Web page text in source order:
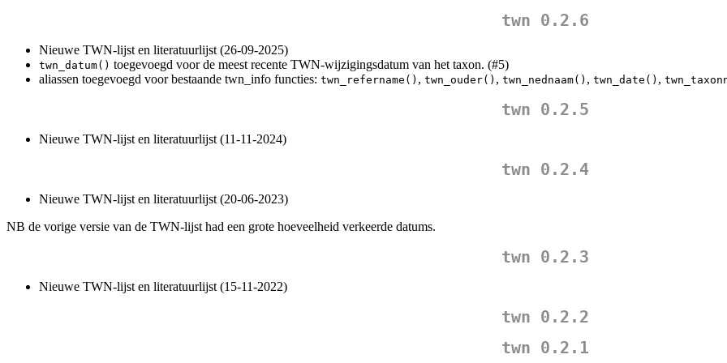
twn 0.2.6
Nieuwe TWN-lijst en literatuurlijst (26-09-2025)
twn_datum() toegevoegd voor de meest recente TWN-wijzigingsdatum van het taxon. (#5)
aliassen toegevoegd voor bestaande twn_info functies: twn_refername() , twn_ouder() , twn_nednaam() , twn_date() ,
twn 0.2.5
Nieuwe TWN-lijst en literatuurlijst (11-11-2024)
twn 0.2.4
Nieuwe TWN-lijst en literatuurlijst (20-06-2023)
NB de vorige versie van de TWN-lijst had een grote hoeveelheid verkeerde datums.
twn 0.2.3
Nieuwe TWN-lijst en literatuurlijst (15-11-2022)
twn 0.2.2
twn 0.2.1